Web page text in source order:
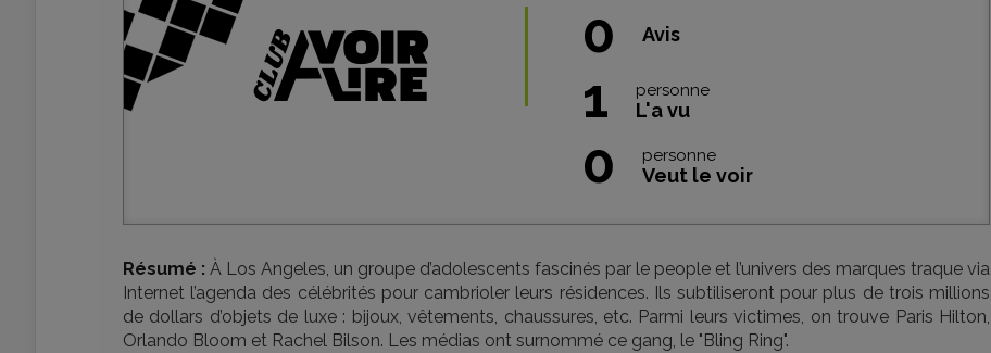
0 Avis
1 personne
L'a vu
0 personne
Veut le voir
Résumé : À Los Angeles, un groupe d’adolescents fascinés par le people et l’univers des marques traque via
Internet l’agenda des célébrités pour cambrioler leurs résidences. Ils subtiliseront pour plus de trois millions
de dollars d’objets de luxe : bijoux, vêtements, chaussures, etc. Parmi leurs victimes, on trouve Paris Hilton,
Orlando Bloom et Rachel Bilson. Les médias ont surnommé ce gang, le "Bling Ring".